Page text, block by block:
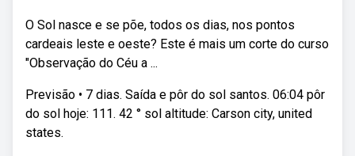
O Sol nasce e se põe, todos os dias, nos pontos
cardeais leste e oeste? Este é mais um corte do curso
"Observação do Céu a ...
Previsão • 7 dias. Saída e pôr do sol santos. 06:04 pôr
do sol hoje: 111. 42 ° sol altitude: Carson city, united
states.